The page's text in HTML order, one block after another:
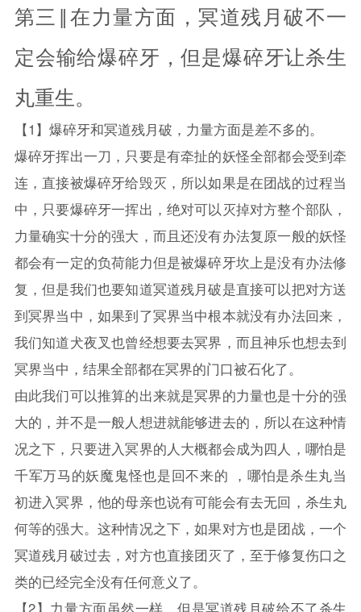
第三‖在力量方面，冥道残月破不一
定会输给爆碎牙，但是爆碎牙让杀生
丸重生。
【1】爆碎牙和冥道残月破，力量方面是差不多的。
爆碎牙挥出一刀，只要是有牵扯的妖怪全部都会受到牵
连，直接被爆碎牙给毁灭，所以如果是在团战的过程当
中，只要爆碎牙一挥出，绝对可以灭掉对方整个部队，
力量确实十分的强大，而且还没有办法复原一般的妖怪
都会有一定的负荷能力但是被爆碎牙坎上是没有办法修
复，但是我们也要知道冥道残月破是直接可以把对方送
到冥界当中，如果到了冥界当中根本就没有办法回来，
我们知道犬夜叉也曾经想要去冥界，而且神乐也想去到
冥界当中，结果全部都在冥界的门口被石化了。
由此我们可以推算的出来就是冥界的力量也是十分的强
大的，并不是一般人想进就能够进去的，所以在这种情
况之下，只要进入冥界的人大概都会成为四人，哪怕是
千军万马的妖魔鬼怪也是回不来的 ，哪怕是杀生丸当
初进入冥界，他的母亲也说有可能会有去无回，杀生丸
何等的强大。这种情况之下，如果对方也是团战，一个
冥道残月破过去，对方也直接团灭了，至于修复伤口之
类的已经完全没有任何意义了。
【2】力量方面虽然一样，但是冥道残月破给不了杀生